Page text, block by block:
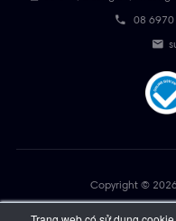
08 6970
Copyright © 2026
Đánh giá